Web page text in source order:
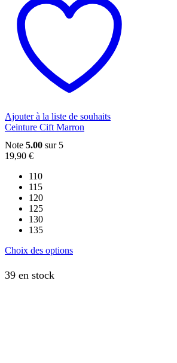
plusieurs
variations.
Les
options
peuvent
être
choisies
du
produit
Ajouter à la liste de souhaits
Ceinture Cift Marron
Note 5.00 sur 5
19,90 €
110
115
120
125
130
135
Choix des optionsCe
39 en stock